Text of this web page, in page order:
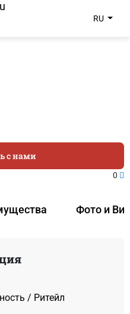
RU
Фото и
с нами
0
/ Ритейл